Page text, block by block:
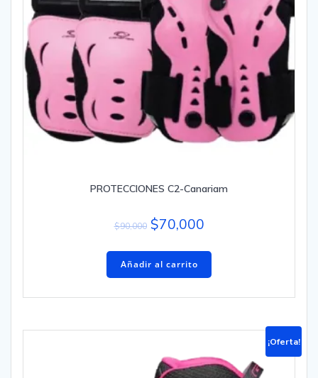
PROTECCIONES C2-Canariam
$90,000 $70,000
Añadir al carrito
¡Oferta!